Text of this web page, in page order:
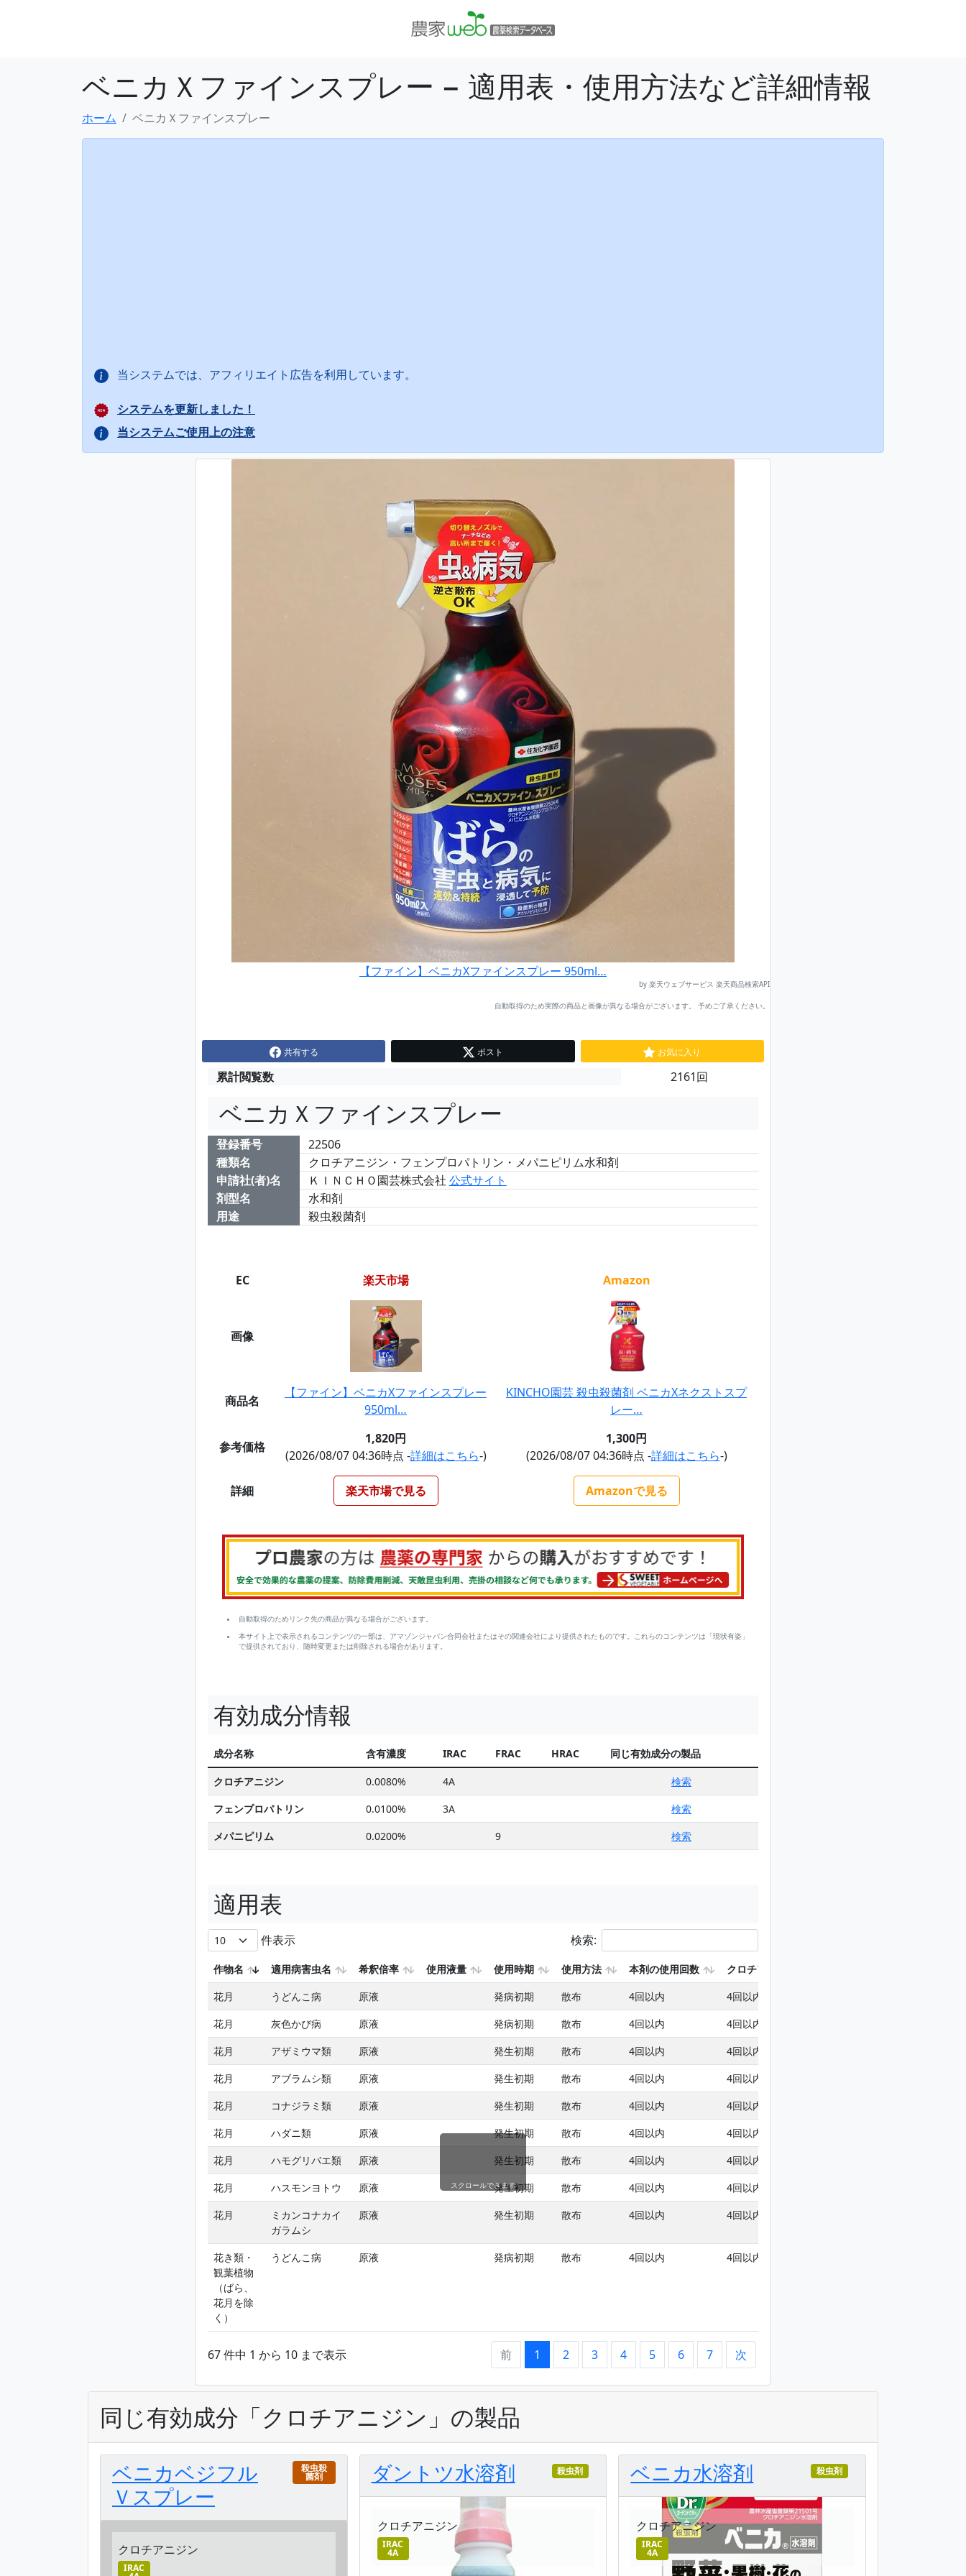
ベニカＸファインスプレー − 適用表・使用方法など詳細情報
ホーム ベニカＸファインスプレー
当システムでは、アフィリエイト広告を利用しています。
システムを更新しました！
当システムご使用上の注意
【ファイン】ベニカXファインスプレー 950ml…
by 楽天ウェブサービス 楽天商品検索API
自動取得のため実際の商品と画像が異なる場合がございます。 予めご了承ください。
共有する ポスト お気に入り
累計閲覧数 2161回
ベニカＸファインスプレー
登録番号
22506
種類名
クロチアニジン・フェンプロパトリン・メパニピリム水和剤
申請社(者)名
ＫＩＮＣＨＯ園芸株式会社 公式サイト
剤型名
水和剤
用途
殺虫殺菌剤
EC 楽天市場 Amazon
画像
商品名
【ファイン】ベニカXファインスプレー
950ml…
KINCHO園芸 殺虫殺菌剤 ベニカXネクストスプ
レー…
参考価格
1,820円
(2026/08/07 04:36時点 -詳細はこちら-)
1,300円
(2026/08/07 04:36時点 -詳細はこちら-)
詳細 楽天市場で見る Amazonで見る
自動取得のためリンク先の商品が異なる場合がございます。
本サイト上で表示されるコンテンツの一部は、アマゾンジャパン合同会社またはその関連会社により提供されたものです。これらのコンテンツは「現状有姿」
で提供されており、随時変更または削除される場合があります。
有効成分情報
成分名称 含有濃度 IRAC FRAC HRAC 同じ有効成分の製品
クロチアニジン 0.0080% 4A
検索
フェンプロパトリン
0.0100% 3A
検索
メパニピリム
0.0200% 9 検索
適用表
件表示 検索:
作物名 適用病害虫名 希釈倍率 使用液量 使用時期 使用方法 本剤の使用回数 クロチアニジンを含む使用回数
花月
うどんこ病 原液 発病初期 散布 4回以内 4回以内
花月
灰色かび病 原液 発病初期 散布 4回以内 4回以内
花月
アザミウマ類 原液 発生初期 散布 4回以内 4回以内
花月
アブラムシ類 原液 発生初期 散布 4回以内 4回以内
花月
コナジラミ類 原液 発生初期 散布 4回以内 4回以内
花月
ハダニ類 原液 発生初期 散布 4回以内 4回以内
花月
ハモグリバエ類 原液 発生初期 散布 4回以内 4回以内
花月
ハスモンヨトウ 原液 発生初期 散布 4回以内 4回以内
花月
ミカンコナカイ
ガラムシ
原液 発生初期 散布 4回以内 4回以内
花き類・
観葉植物
（ばら、
花月を除
く）
うどんこ病 原液 発病初期 散布 4回以内 4回以内
67 件中 1 から 10 まで表示 前 1 2 3 4 5 6 7 次
スクロールできます
同じ有効成分「クロチアニジン」の製品
ベニカベジフル
Ｖスプレー
殺虫殺
菌剤
クロチアニジン
IRAC
ダントツ水溶剤 殺虫剤
クロチアニジン
IRAC
4A
ベニカ水溶剤 殺虫剤
クロチアニジン
IRAC
4A